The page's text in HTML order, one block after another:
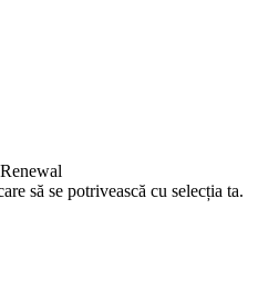
să se potrivească cu selecția ta.